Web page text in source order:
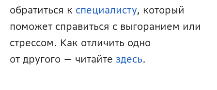
обратиться к специалисту, который
поможет справиться с выгоранием или
стрессом. Как отличить одно
от другого — читайте здесь.